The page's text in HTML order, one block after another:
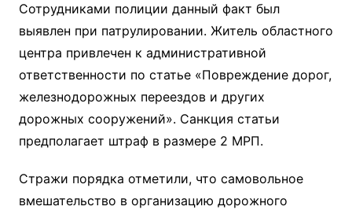
Сотрудниками полиции данный факт был
выявлен при патрулировании. Житель областного
центра привлечен к административной
ответственности по статье «Повреждение дорог,
железнодорожных переездов и других
дорожных сооружений». Санкция статьи
предполагает штраф в размере 2 МРП.
Стражи порядка отметили, что самовольное
вмешательство в организацию дорожного